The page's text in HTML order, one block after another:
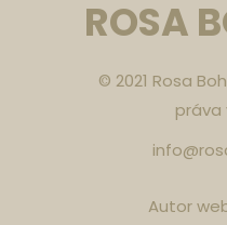
ROSA
© 2021 Rosa
práva
Autor